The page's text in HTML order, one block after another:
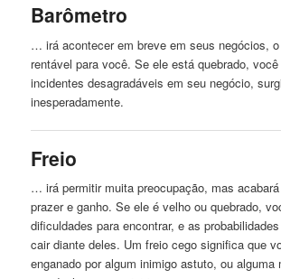
Barômetro
… irá acontecer em breve em seus negócios,
rentável para você. Se ele estáquebrado,
incidentes desagradáveis ​​em seu negócio,
inesperadamente.
Freio
… irá permitir muita preocupação, mas
prazer e ganho. Se ele é velho ouquebrado,
dificuldades para encontrar, e as
cair diante deles. Um freio cego significa que
enganado por algum inimigo astuto, ou alguma